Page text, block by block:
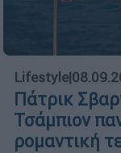
Lifestyle|
Πάτρικ
Τσάμπιον
ρομαντική